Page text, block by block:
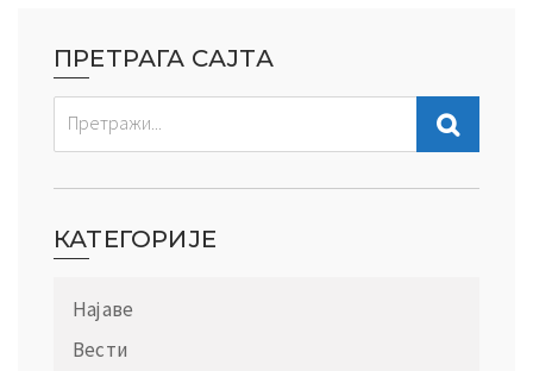
ПРЕТРАГА САЈТА
КАТЕГОРИЈЕ
Најаве
Вести